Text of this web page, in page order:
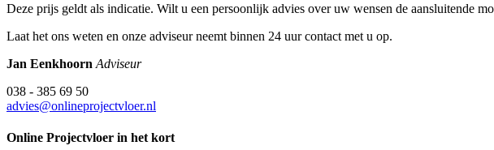
Deze prijs geldt als indicatie. Wilt u een persoonlijk advies over uw wensen de aansluitende
Laat het ons weten en onze adviseur neemt binnen 24 uur contact met u op.
Jan Eenkhoorn Adviseur
038 - 385 69 50
advies@onlineprojectvloer.nl
Online Projectvloer in het kort